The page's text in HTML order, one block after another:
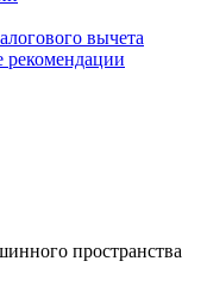
вычета
рекомендации
пространства